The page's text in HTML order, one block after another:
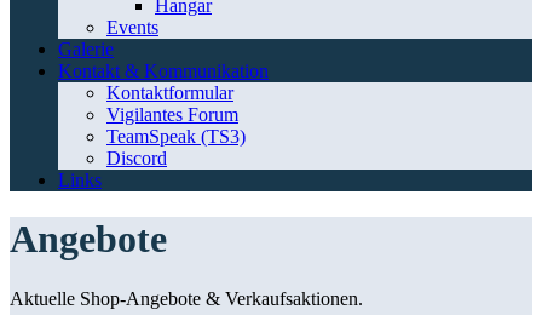
Hangar
Events
Galerie
Kontakt & Kommunikation
Kontaktformular
Vigilantes Forum
TeamSpeak (TS3)
Discord
Links
Angebote
Aktuelle Shop-Angebote & Verkaufsaktionen.